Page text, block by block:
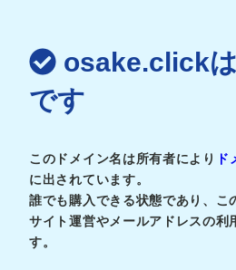
osake.click
です
このドメイン名は所有者により ド
に出されています。
誰でも購入できる状態であり、こ
サイト運営やメールアドレスの利
す。